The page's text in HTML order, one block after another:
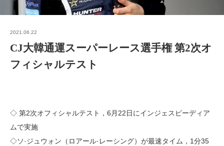
2021.06.22
CJ大韓通運スーパーレース選手権 第2次オ
フィシャルテスト
◇ 第2次オフィシャルテスト，6月22日にインジェスピーディア
ムで実施
◇ソ·ジュウォン（ロアール·レーシング）が最速タイム，1分35